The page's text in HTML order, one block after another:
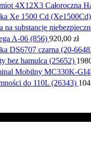
4X12X3 Całoroczna
Xe 1500 Cd (Xe1500Cd)
na substancje
A-06 (856) 920,00 zł
DS6707 czarna (20-
bez hamulca (25652)
Mobilny MC330K-
do 110L (26343)